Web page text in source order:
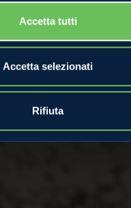
Accetta tutti
Accetta selezionati
Rifiuta